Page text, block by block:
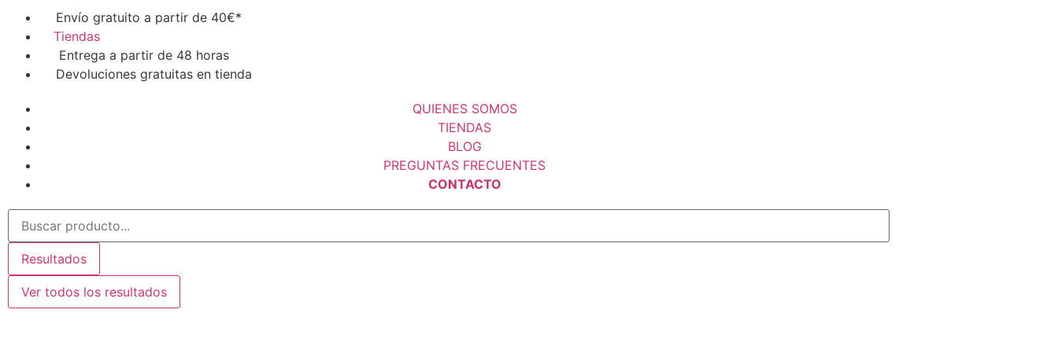
Envío gratuito a partir de 40€*
Tiendas
Entrega a partir de 48 horas
Devoluciones gratuitas en tienda
QUIENES SOMOS
TIENDAS
BLOG
PREGUNTAS FRECUENTES
CONTACTO
Resultados
Ver todos los resultados